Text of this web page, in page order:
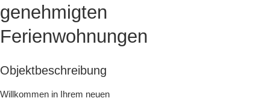
genehmigten
Ferienwohnungen
Objektbeschreibung
Willkommen in Ihrem neuen